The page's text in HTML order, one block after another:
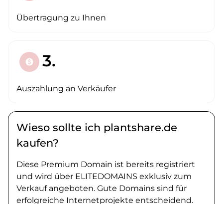
Übertragung zu Ihnen
paid 3.
Auszahlung an Verkäufer
Wieso sollte ich plantshare.de
kaufen?
Diese Premium Domain ist bereits registriert
und wird über ELITEDOMAINS exklusiv zum
Verkauf angeboten. Gute Domains sind für
erfolgreiche Internetprojekte entscheidend.